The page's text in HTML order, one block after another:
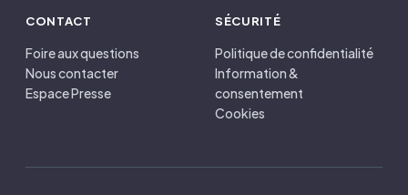
CONTACT
Foire aux questions
Nous contacter
Espace Presse
SÉCURITÉ
Politique de confidentialité
Information &
consentement
Cookies